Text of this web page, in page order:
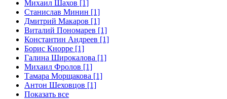
Михаил Шахов [1]
Станислав Минин [1]
Дмитрий Макаров [1]
Виталий Пономарев [1]
Константин Андреев [1]
Борис Кнорре [1]
Галина Широкалова [1]
Михаил Фролов [1]
Тамара Морщакова [1]
Антон Шеховцов [1]
Показать все